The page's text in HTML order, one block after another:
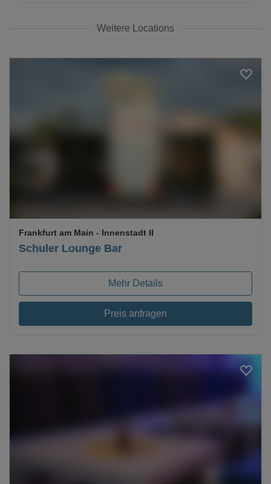
Weitere Locations
Schuler Lounge Bar
Frankfurt am Main - Innenstadt II
Mehr Details
Preis anfragen